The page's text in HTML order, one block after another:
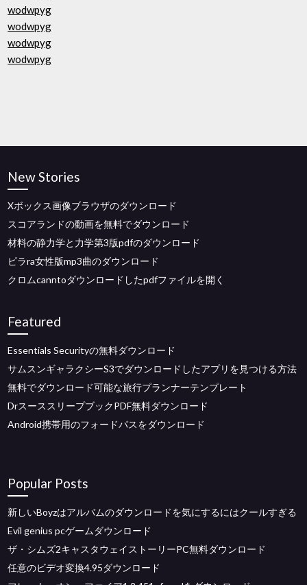
wodwpyg
wodwpyg
wodwpyg
wodwpyg
New Stories
Xボックス画像ブラウザのダウンロード
スコアランドの動画を無料でダウンロード
材料の静力学と力学第3版pdfのダウンロード
ピラra女性版mp3曲のダウンロード
クロムcanntoダウンロードしたpdfファイルを開く
Featured
Essentials Securityの無料ダウンロード
サムスンギャラクシーS3でダウンロードしたアプリを見つける方法
無料でダウンロード可能な旅行プランナーテンプレート
DrスーススリープブックPDF無料ダウンロード
Android携帯用のフォードパスをダウンロード
Popular Posts
新しいBoyzはアルバムのダウンロードを気にするにはクールすぎる
Evil genius pcゲームダウンロード
ザ・シムズ2キャスタウェイストーリーPC無料ダウンロード
任意のビデオ変換4.95ダウンロード